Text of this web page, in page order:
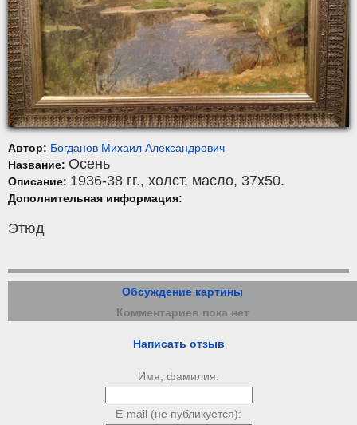
Автор: Богданов Михаил Александрович
Название: Осень
Описание: 1936-38 гг., холст, масло, 37x50.
Дополнительная информация:
Этюд
Обсуждение картины
Комментариев пока нет
Написать отзыв
Имя, фамилия:
E-mail (не публикуется):